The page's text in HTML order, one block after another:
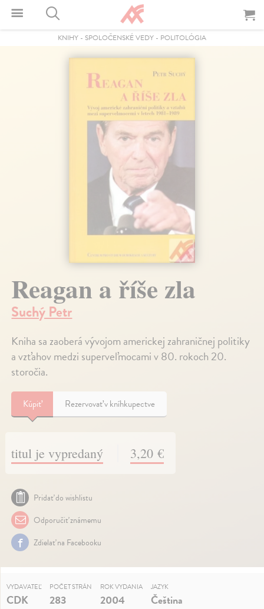
KNIHY - SPOLOČENSKÉ VEDY - POLITOLÓGIA
Reagan a říše zla
Suchý Petr
Kniha sa zaoberá vývojom americkej zahraničnej politiky
a vzťahov medzi superveľmocami v 80. rokoch 20.
storočia.
Kúpiť Rezervovať v kníhkupectve
titul je vypredaný 3,20 €
Pridať do wishlistu
Odporučiť známemu
Zdielať na Facebooku
VYDAVATEĽ
CDK
POČET STRÁN
283
ROK VYDANIA
2004
JAZYK
Čeština